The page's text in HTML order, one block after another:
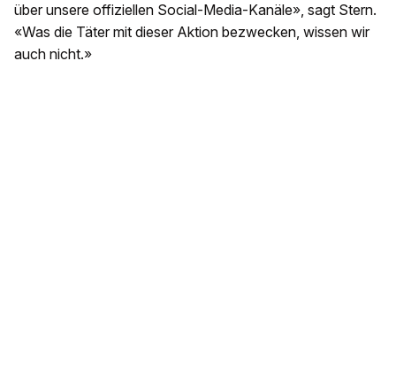
über unsere offiziellen Social-Media-Kanäle», sagt Stern.
«Was die Täter mit dieser Aktion bezwecken, wissen wir
auch nicht.»